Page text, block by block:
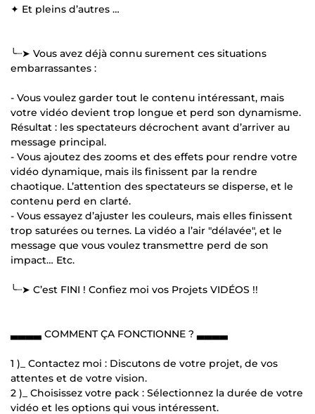
✦ Et pleins d’autres …
╰┈➤ Vous avez déjà connu surement ces situations
embarrassantes :
- Vous voulez garder tout le contenu intéressant, mais
votre vidéo devient trop longue et perd son dynamisme.
Résultat : les spectateurs décrochent avant d’arriver au
message principal.
- Vous ajoutez des zooms et des effets pour rendre votre
vidéo dynamique, mais ils finissent par la rendre
chaotique. L’attention des spectateurs se disperse, et le
contenu perd en clarté.
- Vous essayez d’ajuster les couleurs, mais elles finissent
trop saturées ou ternes. La vidéo a l’air "délavée", et le
message que vous voulez transmettre perd de son
impact… Etc.
╰┈➤ C’est FINI ! Confiez moi vos Projets VIDÉOS !!
▃▃▃▃ COMMENT ÇA FONCTIONNE ? ▃▃▃▃
1 )_ Contactez moi : Discutons de votre projet, de vos
attentes et de votre vision.
2 )_ Choisissez votre pack : Sélectionnez la durée de votre
vidéo et les options qui vous intéressent.